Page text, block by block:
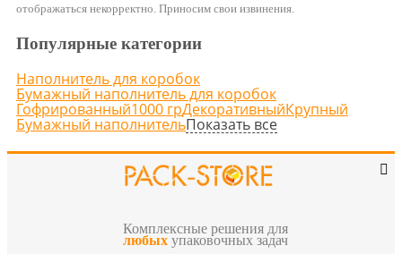
отображаться некорректно. Приносим свои извинения.
Популярные категории
Наполнитель для коробок
Бумажный наполнитель для коробок
Гофрированный1000 грДекоративныйКрупный
Бумажный наполнительПоказать все
Комплексные решения для
любых упаковочных задач